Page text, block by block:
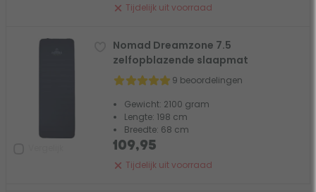
Tijdelijk uit voorraad
Nomad Dreamzone 7.5
zelfopblazende slaapmat
9 beoordelingen
Gewicht: 2100 gram
Lengte: 198 cm
Breedte: 68 cm
Tijdelijk uit voorraad
109,95